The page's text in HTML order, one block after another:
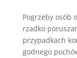
Pogrzeby osób
rzadko
przypadkach
godnego